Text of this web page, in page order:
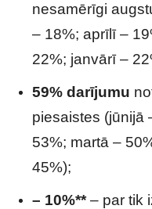
nesamērīgi
– 18%; aprīlī –
22%; janvārī –
59% darījumu
piesaistes (jūnijā
53%; martā –
45%);
– 10%**– par tik